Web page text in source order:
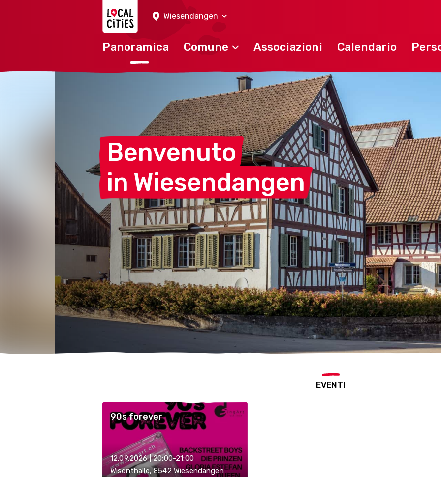
Wiesendangen
Panoramica Comune Associazioni Calendario
Benvenuto
in Wiesendangen
EVENTI
90s forever
12.09.2026 | 20:00-21:00
Wisenthalle, 8542 Wiesendangen